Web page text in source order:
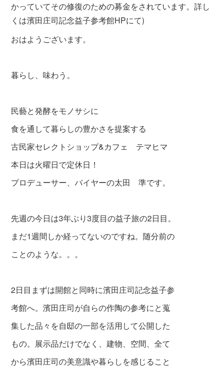
かっていてその修復のための募金をされています。詳し
くは濱田庄司記念益子参考館HPにて)
おはようございます。
暮らし、味わう。
民藝と発酵をモノサシに
食を通して暮らしの豊かさを提案する
古民家セレクトショップ&カフェ テマヒマ
本日は火曜日で定休日！
プロデューサー、バイヤーの太田 準です。
先週の今日は3年ぶり3度目の益子旅の2日目。
まだ1週間しか経ってないのですね。随分前の
ことのような。。。
2日目まずは開館と同時に濱田庄司記念益子参
考館へ。濱田庄司が自らの作陶の参考にと蒐
集した品々を自邸の一部を活用して公開した
もの。展示品だけでなく、建物、空間、全て
から濱田庄司の美意識や暮らしを感じること